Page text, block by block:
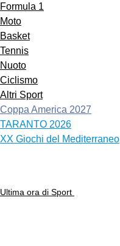
Formula 1
Moto
Basket
Tennis
Nuoto
Ciclismo
Altri Sport
Coppa America 2027
TARANTO 2026
XX Giochi del Mediterraneo
Ultima ora di Sport